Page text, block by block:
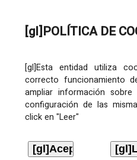
[gl]POLÍTICA DE
[gl]Esta entidad utiliza
correcto funcionamiento
ampliar información
configuración de las
click en "Leer"